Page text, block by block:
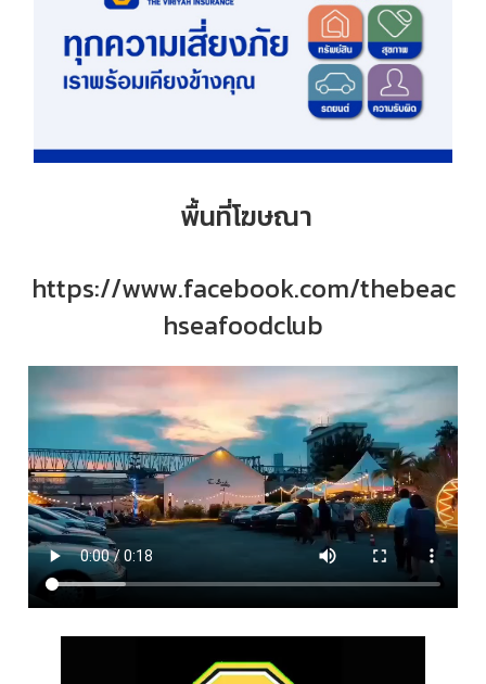
พื้นที่โฆษณา
https://www.facebook.com/thebeac
hseafoodclub